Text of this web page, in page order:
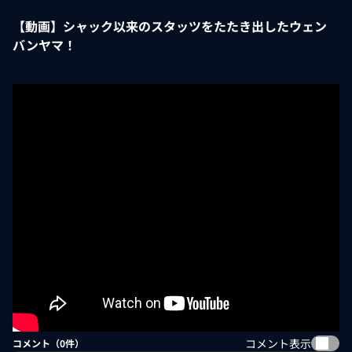
【動画】シャック以来のスタッツをたたき出したウェン
バンヤマ！
コメント（0件） コメント表示